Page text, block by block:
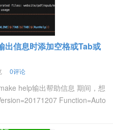
出信息时添加空格或Tab或
0评论
help输出帮助信息 期间，想
Function=Auto